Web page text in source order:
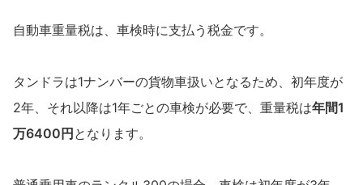
自動車重量税は、車検時に支払う税金です。
タンドラは1ナンバーの貨物車扱いとなるため、初年度が
2年、それ以降は1年ごとの車検が必要で、重量税は年間1
万6400円となります。